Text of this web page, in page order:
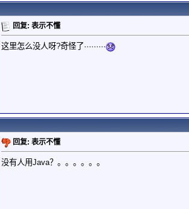
回复: 表示不懂
这里怎么没人呀?奇怪了·········
回复: 表示不懂
没有人用Java？。。。。。。